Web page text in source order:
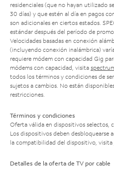
residenciales (que no hayan utilizado
30 días) y que estén al día en pagos
son adicionales en ciertos estados.
estándar después del período de
Velocidades basadas en conexión
(incluyendo conexión inalámbrica)
requiere módem con capacidad Gig
módems con capacidad, visita
todos los términos y condiciones de
sujetos a cambios. No están
restricciones.
Términos y condiciones
Oferta válida en dispositivos selectos,
Los dispositivos deben desbloquearse
la compatibilidad del dispositivo, visita
Detalles de la oferta de TV por cable